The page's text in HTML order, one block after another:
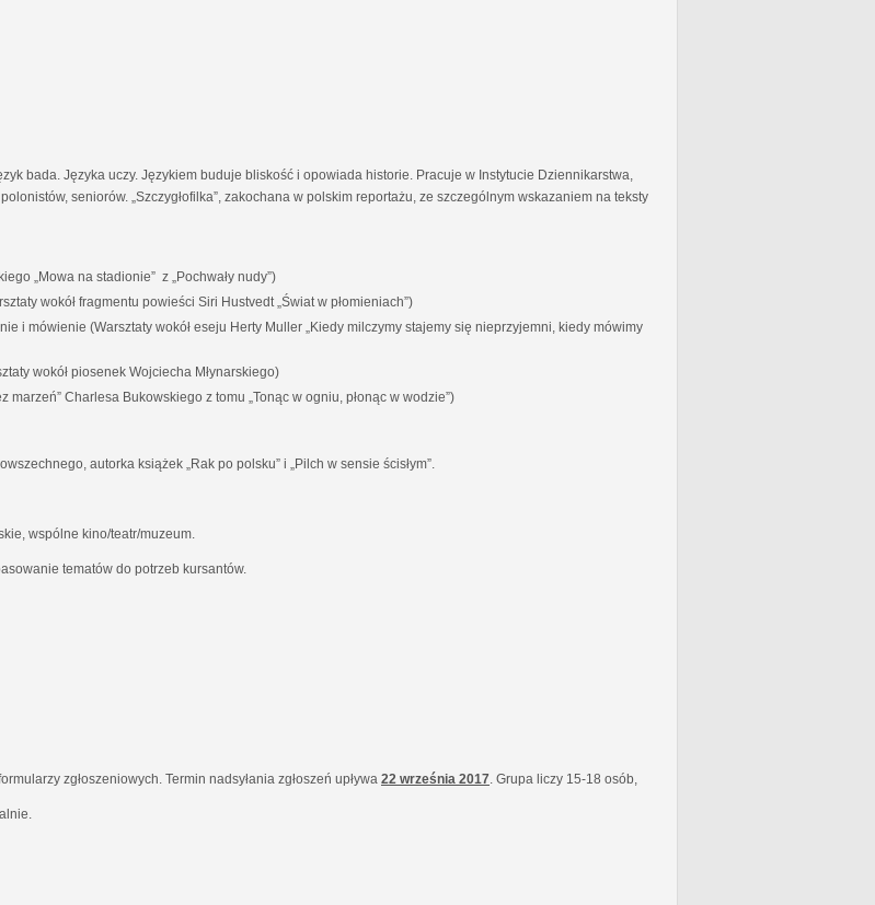
bada. Języka uczy. Językiem buduje bliskość i opowiada historie. Pracuje w Instytucie Dziennikarstwa,
seniorów. „Szczygłofilka”, zakochana w polskim reportażu, ze szczególnym wskazaniem na teksty
„Mowa na stadionie” z „Pochwały nudy”)
wokół fragmentu powieści Siri Hustvedt „Świat w płomieniach”)
i mówienie (Warsztaty wokół eseju Herty Muller „Kiedy milczymy stajemy się nieprzyjemni, kiedy mówimy
wokół piosenek Wojciecha Młynarskiego)
marzeń” Charlesa Bukowskiego z tomu „Tonąc w ogniu, płonąc w wodzie”)
autorka książek „Rak po polsku” i „Pilch w sensie ścisłym”.
wspólne kino/teatr/muzeum.
tematów do potrzeb kursantów.
zgłoszeniowych. Termin nadsyłania zgłoszeń upływa 22 września 2017. Grupa liczy 15-18 osób,